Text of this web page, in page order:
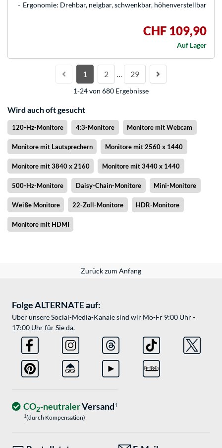
Ergonomie: Drehbar, neigbar, schwenkbar, höhenverstellbar
CHF 109,90
Auf Lager
1 2 … 29
1-24 von 680 Ergebnisse
Wird auch oft gesucht
120-Hz-Monitore 4:3-Monitore Monitore mit Webcam
Monitore mit Lautsprechern Monitore mit 2560 x 1440
Monitore mit 3840 x 2160 Monitore mit 3440 x 1440
500-Hz-Monitore Daisy-Chain-Monitore Mini-Monitore
Weiße Monitore 22-Zoll-Monitore HDR-Monitore
Monitore mit HDMI
Zurück zum Anfang
Folge ALTERNATE auf:
Über unsere Social-Media-Kanäle sind wir Mo-Fr 9:00 Uhr -
17:00 Uhr für Sie da.
CO2-neutralerVersand1
1(durch Kompensation)